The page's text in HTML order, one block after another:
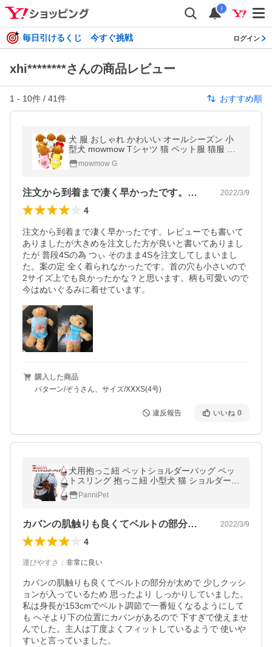
i
毎日引けるくじ 今すぐ挑戦 ログイン
xhi********さんの商品レビュー
1 - 10件 / 41件 おすすめ順
犬 服 おしゃれ かわいい オールシーズン 小
型犬 mowmow Tシャツ 猫 ペット服 猫服 ル
ームウェア タンクトップ 犬服
mowmow G
注文から到着まで凄く早かったです。レビ… 2022/3/9
4
注文から到着まで凄く早かったです。レビューでも書いて
ありましたが大きめを注文した方が良いと書いてありまし
たが 普段4Sの為 つぃ そのまま4Sを注文してしまいまし
た。案の定 全く着られなかったです。首の穴も小さいので
2サイズ上でも良かったかな？と思います。柄も可愛いので
今はぬいぐるみに着せています。
購入した商品
パターン/ぞうさん、サイズ/XXXS(4号)
違反報告 いいね 0
犬用抱っこ紐 ペットショルダーバッグ ペッ
トスリング 抱っこ紐 小型犬 猫 ショルダーバ
ッグ キャリーバッグ 斜め掛け 飛び出し 防止
通気性 抜群
PanniPet
カバンの肌触りも良くてベルトの部分が太… 2022/3/9
4
運びやすさ ： 非常に良い
カバンの肌触りも良くてベルトの部分が太めで 少しクッシ
ョンが入っているため 思ったより しっかりしていました。
私は身長が153cmでベルト調節で一番短くなるようにして
も へそより下の位置にカバンがあるので 下すぎで使えませ
んでした。主人は丁度よくフィットしているようで 使いや
すいと言っていました。